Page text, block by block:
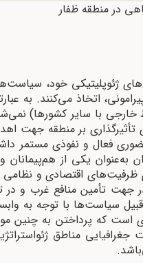
در منطقه ظفار
ژئوپلیتیکی خود،
اتخاذ می‌کنند. به
خارجی با سایر کشورها)
تأثیرگذاری بر منطقه جهت
فعال و نفوذی مستمر
یکی از هم‌پیمانان و
ظرفیت‌های اقتصادی و
جهت تأمین منافع غرب و در
سیاست‌ها با توجه به
است که پرداختن به چنین
جغرافیایی مناطق